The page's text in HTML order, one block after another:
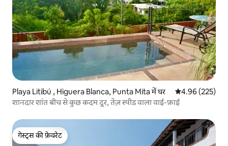
Playa Litibú , Higuera Blanca, Punta Mita में घर औसत रेटिंग 5 में से
4.96 (225)
शानदार शांत बीच से कुछ कदम दूर, तेज़ स्पीड वाला वाई-फ़ाई
गेस्ट्स की फ़ेवरेट
गेस्ट्स की फ़ेवरेट